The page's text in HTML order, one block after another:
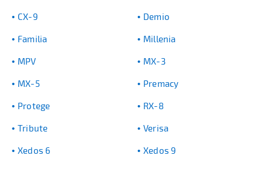
CX-9 Demio
Familia Millenia
MPV MX-3
MX-5 Premacy
Protege RX-8
Tribute Verisa
Xedos 6 Xedos 9